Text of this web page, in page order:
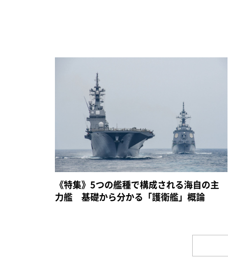
《特集》5つの艦種で構成される海自の主
力艦 基礎から分かる「護衛艦」概論